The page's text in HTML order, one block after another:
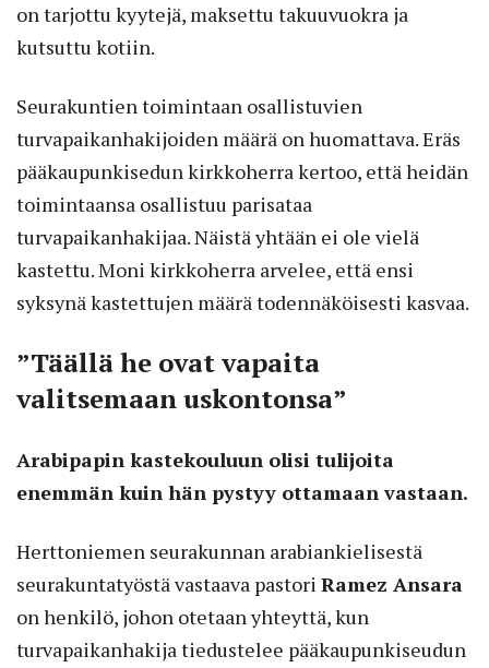
on tarjottu kyytejä, maksettu takuuvuokra ja
kutsuttu kotiin.
Seurakuntien toimintaan osallistuvien
turvapaikanhakijoiden määrä on huomattava. Eräs
pääkaupunkisedun kirkkoherra kertoo, että heidän
toimintaansa osallistuu parisataa
turvapaikanhakijaa. Näistä yhtään ei ole vielä
kastettu. Moni kirkkoherra arvelee, että ensi
syksynä kastettujen määrä todennäköisesti kasvaa.
”Täällä he ovat vapaita
valitsemaan uskontonsa”
Arabipapin kastekouluun olisi tulijoita
enemmän kuin hän pystyy ottamaan vastaan.
Herttoniemen seurakunnan arabiankielisestä
seurakuntatyöstä vastaava pastori Ramez Ansara
on henkilö, johon otetaan yhteyttä, kun
turvapaikanhakija tiedustelee pääkaupunkiseudun